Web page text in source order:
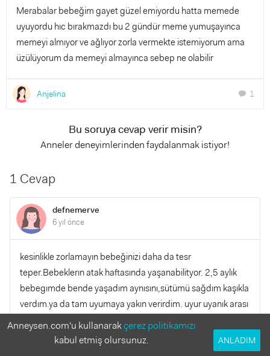
Merabalar bebeğim gayet güzel emiyordu hatta memede
uyuyordu hıc bırakmazdı bu 2 gündür meme yumuşayınca
memeyi almıyor ve ağlıyor zorla vermekte istemiyorum ama
üzülüyorum da memeyi almayınca sebep ne olabilir
Anjelina chat 1
Bu soruya cevap verir misin?
Anneler deneyimlerinden faydalanmak istiyor!
1 Cevap
defnemerve
6 yıl önce
kesinlikle zorlamayın bebeğinizi daha da tesr
teper.Bebeklerın atak haftasında yaşanabilityor. 2,5 aylık
bebegımde bende yaşadım aynısını,sütümü sağdım kaşıkla
verdım.ya da tam uyumaya yakın verirdim. uyur uyanık arası
başka türlü almazdı. bu süreçte yapacagınız en iyi şey ten
tene temas. hatta mümkünse birlikte banyo yapın. ve ten
tene temas bol bol sarılın bir de yatarak emzirmeyi deneyin.
Anneysen.com'u kullanarakçerez politikamızı
kabul etmiş olursunuz.
ANLADIM